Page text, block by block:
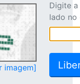
imagem]
Digite
lado no